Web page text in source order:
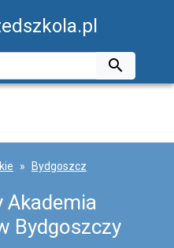

Bydgoszcz
Akademia
Bydgoszczy